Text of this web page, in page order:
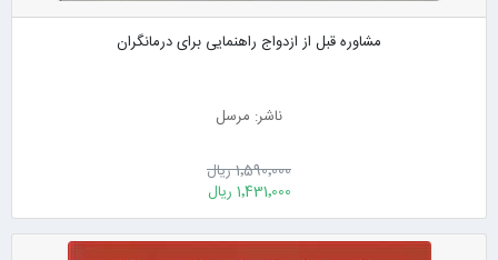
مشاوره قبل از ازدواج راهنمایی برای درمانگران
ناشر: مرسل
1٬590٬000 ریال
1٬431٬000 ریال